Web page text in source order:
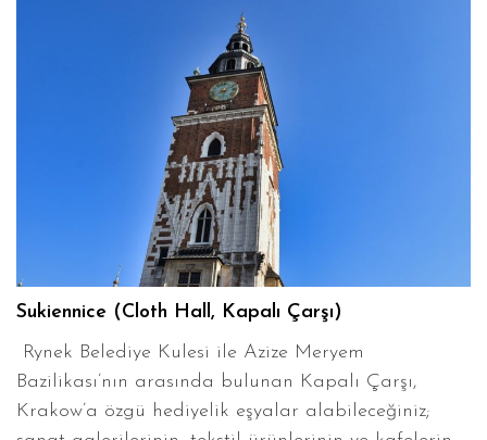
Sukiennice (Cloth Hall, Kapalı Çarşı)
Rynek Belediye Kulesi ile Azize Meryem
Bazilikası’nın arasında bulunan Kapalı Çarşı,
Krakow’a özgü hediyelik eşyalar alabileceğiniz;